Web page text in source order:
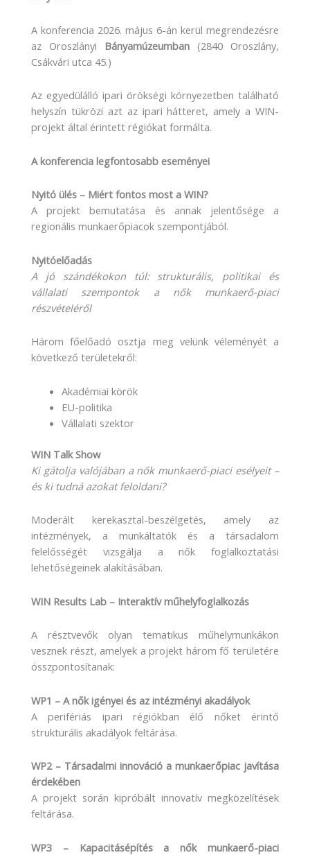
A konferencia 2026. május 6-án kerül megrendezésre
az Oroszlányi Bányamúzeumban (2840 Oroszlány,
Csákvári utca 45.)
Az egyedülálló ipari örökségi környezetben található
helyszín tükrözi azt az ipari hátteret, amely a WIN-
projekt által érintett régiókat formálta.
A konferencia legfontosabb eseményei
Nyitó ülés – Miért fontos most a WIN?
A projekt bemutatása és annak jelentősége a
regionális munkaerőpiacok szempontjából.
Nyitóelőadás
A jó szándékokon túl: strukturális, politikai és
vállalati szempontok a nők munkaerő-piaci
részvételéről
Három főelőadó osztja meg velünk véleményét a
következő területekről:
Akadémiai körök
EU-politika
Vállalati szektor
WIN Talk Show
Ki gátolja valójában a nők munkaerő-piaci esélyeit –
és ki tudná azokat feloldani?
Moderált kerekasztal-beszélgetés, amely az
intézmények, a munkáltatók és a társadalom
felelősségét vizsgálja a nők foglalkoztatási
lehetőségeinek alakításában.
WIN Results Lab – Interaktív műhelyfoglalkozás
A résztvevők olyan tematikus műhelymunkákon
vesznek részt, amelyek a projekt három fő területére
összpontosítanak:
WP1 – A nők igényei és az intézményi akadályok
A perifériás ipari régiókban élő nőket érintő
strukturális akadályok feltárása.
WP2 – Társadalmi innováció a munkaerőpiac javítása
érdekében
A projekt során kipróbált innovatív megközelítések
feltárása.
WP3 – Kapacitásépítés a nők munkaerő-piaci